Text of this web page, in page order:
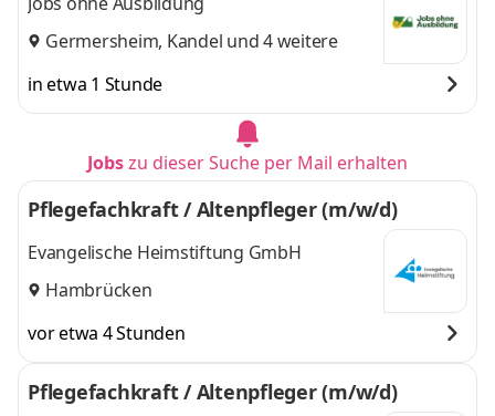
Germersheim, Kandel und 4 weitere
in etwa 1 Stunde
Jobszu dieser Suche per Mail erhalten
Pflegefachkraft / Altenpfleger (m/w/d)
Evangelische Heimstiftung GmbH
Hambrücken
vor etwa 4 Stunden
Pflegefachkraft / Altenpfleger (m/w/d)